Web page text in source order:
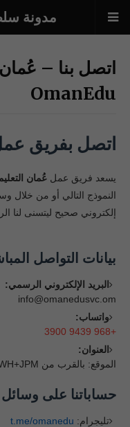
مدونة
اتصل بنا – عُمان
OmanEdu
اتصل بفريق
يسعد فريق عمل عُمان
النموذج التالي أو من خلال
إلكتروني صحيح ليتسنى لنا
بيانات التواصل
البريد الإلكتروني الرسمي:
info@omanedusvc.om
واتساب:
+968 9439 3900
العنوان:
الموقع: بالقرب من HCWH+JPM – مسقط، سلطنة عُمان
حساباتنا على
تليجرام: t.me/omanedu